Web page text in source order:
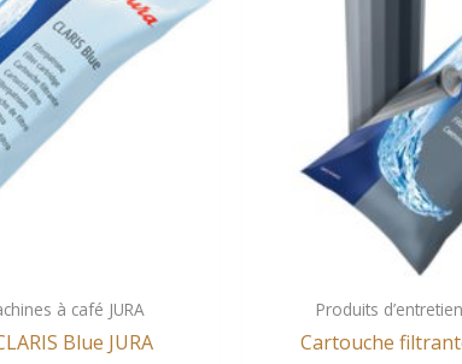
à café JURA
Blue JURA
Produits
Cartouche